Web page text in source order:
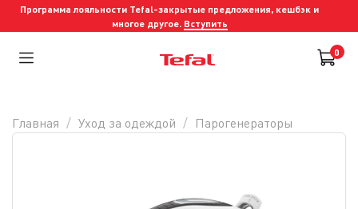
Программа лояльности Tefal-закрытые предложения, кешбэк и
многое другое. Вступить
0
Главная Уход за одеждой Парогенераторы